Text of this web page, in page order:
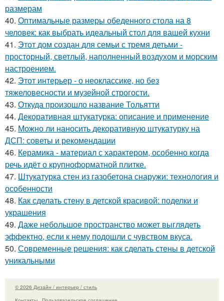
размерам
40. Оптимальные размеры обеденного стола на 8
человек: как выбрать идеальный стол для вашей кухни
41. Этот дом создан для семьи с тремя детьми -
просторный, светлый, наполненный воздухом и морским
настроением.
42. Этот интерьер - о неоклассике, но без
тяжеловесности и музейной строгости.
43. Откуда произошло название Тольятти
44. Декоративная штукатурка: описание и применение
45. Можно ли наносить декоративную штукатурку на
ДСП: советы и рекомендации
46. Керамика - материал с характером, особенно когда
речь идёт о крупноформатной плитке.
47. Штукатурка стен из газобетона снаружи: технология и
особенности
48. Как сделать стену в детской красивой: поделки и
украшения
49. Даже небольшое пространство может выглядеть
эффектно, если к нему подошли с чувством вкуса.
50. Современные решения: как сделать стены в детской
уникальными
© 2026 Дизайн / интерьер / стиль